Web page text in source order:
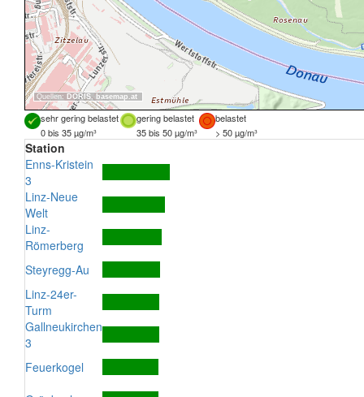
Quellen: DORIS, basemap.at
sehr gering belastet gering belastet
belastet
0 bis 35 µg/m³
35 bis 50 µg/m³ > 50 µg/m³
Station
Enns-Kristein
3
Linz-Neue
Welt
Linz-
Römerberg
Steyregg-Au
Linz-24er-
Turm
Gallneukirchen
3
Feuerkogel